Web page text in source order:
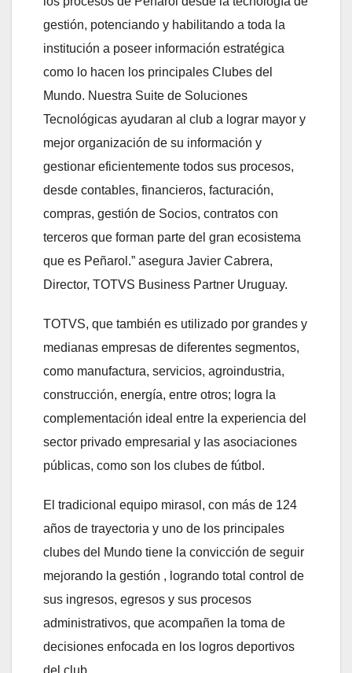
gestión, potenciando y habilitando a toda la
institución a poseer información estratégica
como lo hacen los principales Clubes del
Mundo. Nuestra Suite de Soluciones
Tecnológicas ayudaran al club a lograr mayor y
mejor organización de su información y
gestionar eficientemente todos sus procesos,
desde contables, financieros, facturación,
compras, gestión de Socios, contratos con
terceros que forman parte del gran ecosistema
que es Peñarol.” asegura Javier Cabrera,
Director, TOTVS Business Partner Uruguay.
TOTVS, que también es utilizado por grandes y
medianas empresas de diferentes segmentos,
como manufactura, servicios, agroindustria,
construcción, energía, entre otros; logra la
complementación ideal entre la experiencia del
sector privado empresarial y las asociaciones
públicas, como son los clubes de fútbol.
El tradicional equipo mirasol, con más de 124
años de trayectoria y uno de los principales
clubes del Mundo tiene la convicción de seguir
mejorando la gestión , logrando total control de
sus ingresos, egresos y sus procesos
administrativos, que acompañen la toma de
decisiones enfocada en los logros deportivos